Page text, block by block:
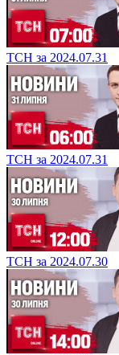
ТСН за 2024.07.31
ТСН за 2024.07.31
ТСН за 2024.07.30